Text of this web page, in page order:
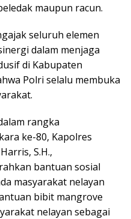
maupun racun.
seluruh elemen
dalam menjaga
di Kabupaten
Polri selalu membuka
rangka
ke-80, Kapolres
S.H.,
bantuan sosial
masyarakat nelayan
bibit mangrove
nelayan sebagai